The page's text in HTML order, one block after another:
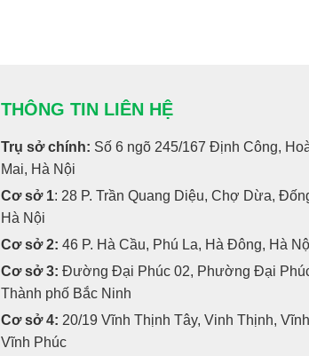
THÔNG TIN LIÊN HỆ
Trụ sở chính: Số 6 ngõ 245/167 Định Công,
Mai, Hà Nội
Cơ sở 1: 28 P. Trần Quang Diệu, Chợ Dừa,
Hà Nội
Cơ sở 2: 46 P. Hà Cầu, Phú La, Hà Đông, Hà
Cơ sở 3: Đường Đại Phúc 02, Phường Đại
Thành phố Bắc Ninh
Cơ sở 4: 20/19 Vĩnh Thịnh Tây, Vinh Thịnh,
Vĩnh Phúc